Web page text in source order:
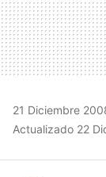
21 Diciembre
Actualizado 22